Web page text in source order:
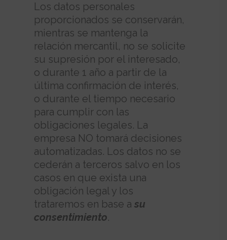
Los datos personales
proporcionados se conservarán,
mientras se mantenga la
relación mercantil, no se solicite
su supresión por el interesado,
o durante 1 año a partir de la
última confirmación de interés,
o durante el tiempo necesario
para cumplir con las
obligaciones legales. La
empresa NO tomará decisiones
automatizadas. Los datos no se
cederán a terceros salvo en los
casos en que exista una
obligación legal y los
trataremos en base a su
consentimiento.